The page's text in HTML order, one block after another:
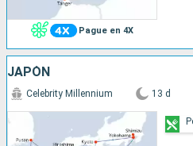
Pague en 4X
JAPÓN
Celebrity Millennium 13 d